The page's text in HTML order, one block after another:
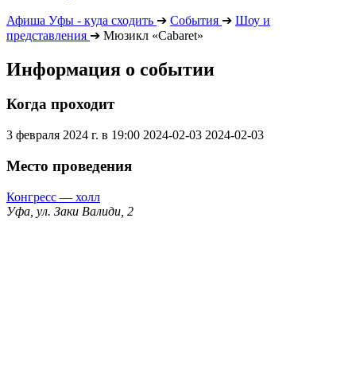
Афиша Уфы - куда сходить ➔ События ➔ Шоу и
представления ➔ Мюзикл «Cabaret»
Информация о событии
Когда проходит
3 февраля 2024 г. в 19:00 2024-02-03 2024-02-03
Место проведения
Конгресс — холл
Уфа, ул. Заки Валиди, 2